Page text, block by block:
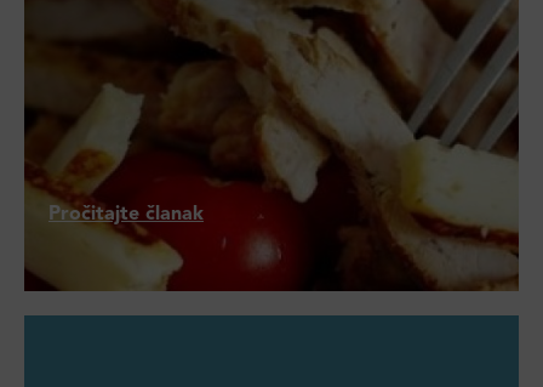
Pročitajte članak